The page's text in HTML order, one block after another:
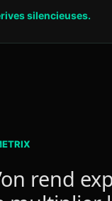
silencieuses.
rend